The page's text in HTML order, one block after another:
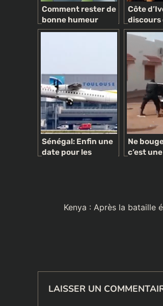
Comment rester de
bonne humeur
Côte
discours
attendu
du RDR
Sénégal: Enfin une
date pour les
aérienne Air
Ne
c’est
Kenya : Après la bataille
LAISSER UN